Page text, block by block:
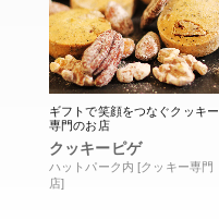
ギフトで笑顔をつなぐクッキー
専門のお店
クッキーピゲ
ハットパーク内 [クッキー専門
店]